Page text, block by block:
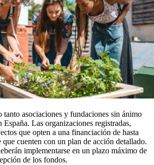
tanto asociaciones y fundaciones sin ánimo
España. Las organizaciones registradas,
que opten a una financiación de hasta
que cuenten con un plan de acción detallado.
implementarse en un plazo máximo de
de los fondos.